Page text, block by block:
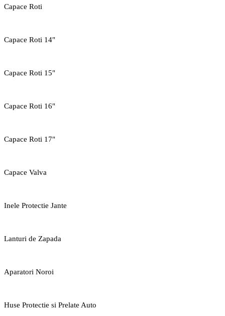
Capace Roti
Capace Roti 14"
Capace Roti 15"
Capace Roti 16"
Capace Roti 17"
Capace Valva
Inele Protectie Jante
Lanturi de Zapada
Aparatori Noroi
Huse Protectie si Prelate Auto